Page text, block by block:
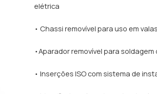
elétrica
• Chassi removível para uso em valas
•Aparador removível para
• Inserções ISO com sistema de